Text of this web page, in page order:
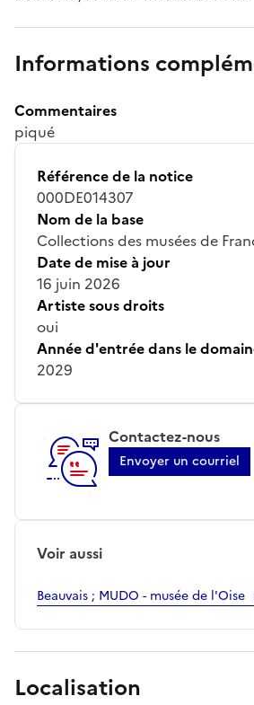
Informations
Commentaires
piqué
Référence de la notice
000DE014307
Nom de la base
Collections des musées de
Date de mise à jour
16 juin 2026
Artiste sous droits
oui
Année d'entrée dans le
2029
Contactez-nous
Envoyer un courriel
Voir aussi
Beauvais ; MUDO - musée de l'Oise
Localisation